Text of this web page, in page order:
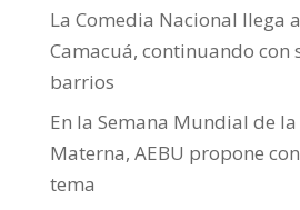
La Comedia Nacional llega
Camacuá, continuando con
barrios
En la Semana Mundial de
Materna, AEBU propone
tema